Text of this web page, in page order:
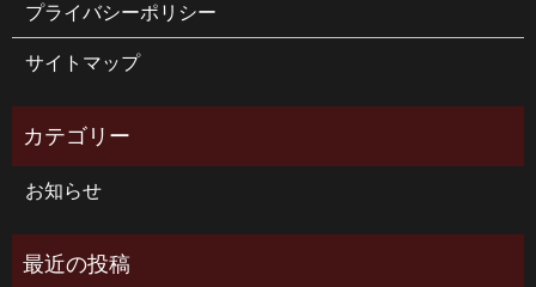
プライバシーポリシー
サイトマップ
お知らせ